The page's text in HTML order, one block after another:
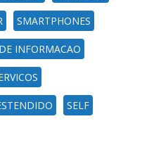
SMARTPHONES
INFORMACAO
SELF